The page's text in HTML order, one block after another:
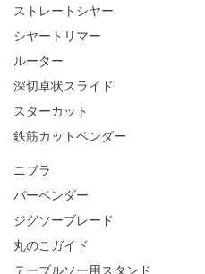
ストレートシヤー
シヤートリマー
ルーター
深切卓状スライド
スターカット
鉄筋カットベンダー
ニブラ
バーベンダー
ジグソーブレード
丸のこガイド
テーブルソー用スタンド